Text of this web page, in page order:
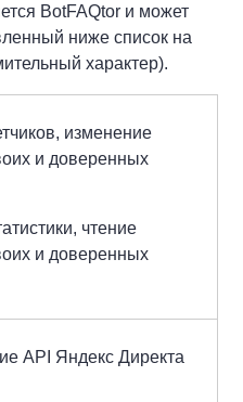
BotFAQtor и может
ниже список на
характер).
изменение
и доверенных
чтение
и доверенных
API Яндекс Директа